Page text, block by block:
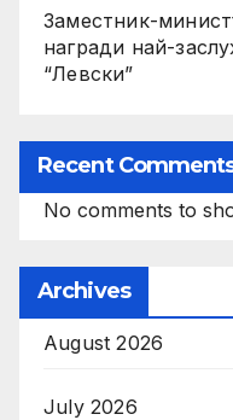
Заместник-
награди най-
“Левски”
Recent
No comments to
Archives
August 2026
July 2026